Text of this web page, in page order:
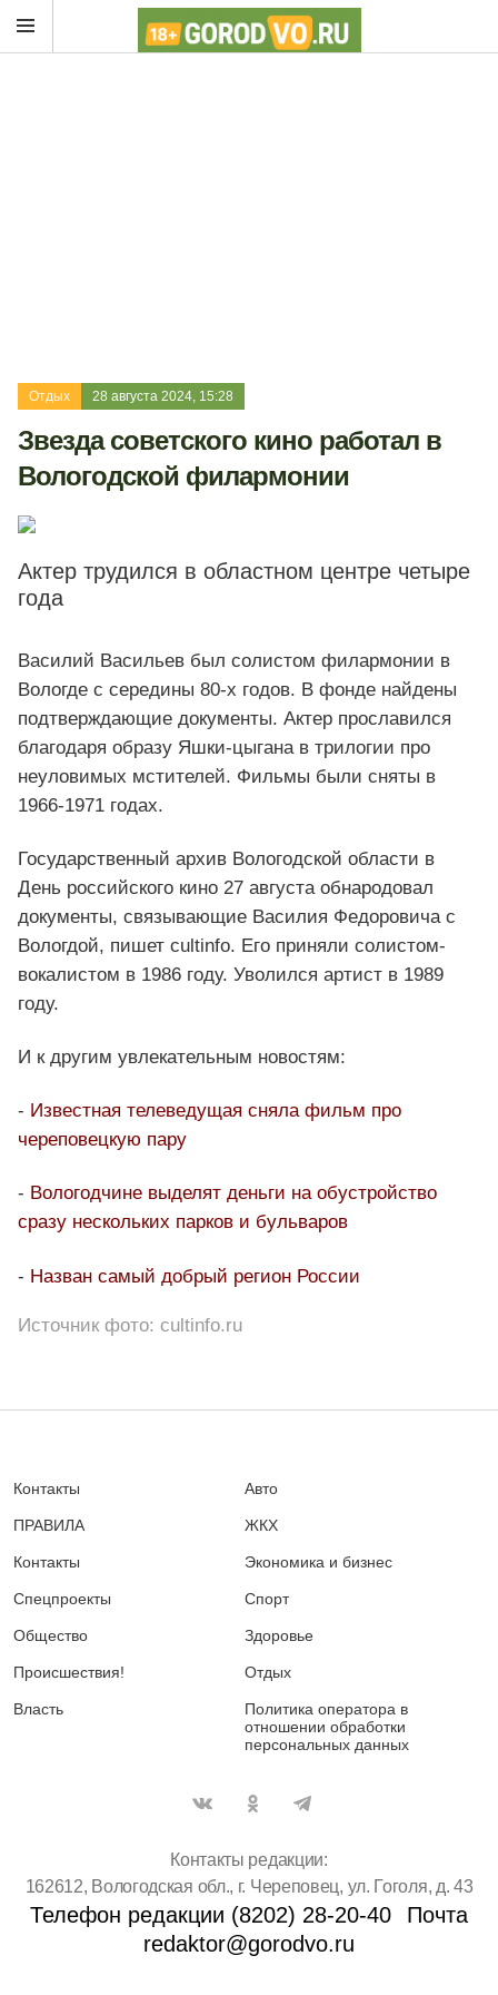
Отдых 28 августа 2024, 15:28
Звезда советского кино работал в
Вологодской филармонии
Актер трудился в областном центре четыре
года
Василий Васильев был солистом филармонии в
Вологде с середины 80-х годов. В фонде найдены
подтверждающие документы. Актер прославился
благодаря образу Яшки-цыгана в трилогии про
неуловимых мстителей. Фильмы были сняты в
1966-1971 годах.
Государственный архив Вологодской области в
День российского кино 27 августа обнародовал
документы, связывающие Василия Федоровича с
Вологдой, пишет cultinfo. Его приняли солистом-
вокалистом в 1986 году. Уволился артист в 1989
году.
И к другим увлекательным новостям:
- Известная телеведущая сняла фильм про
череповецкую пару
- Вологодчине выделят деньги на обустройство
сразу нескольких парков и бульваров
- Назван самый добрый регион России
Источник фото: cultinfo.ru
Контакты
ПРАВИЛА
Контакты
Спецпроекты
Общество
Происшествия!
Власть
Авто
ЖКХ
Экономика и бизнес
Спорт
Здоровье
Отдых
Политика оператора в
отношении обработки
персональных данных
Контакты редакции:
162612, Вологодская обл., г. Череповец, ул. Гоголя, д. 43
Телефон редакции (8202) 28-20-40
Почта
redaktor@gorodvo.ru